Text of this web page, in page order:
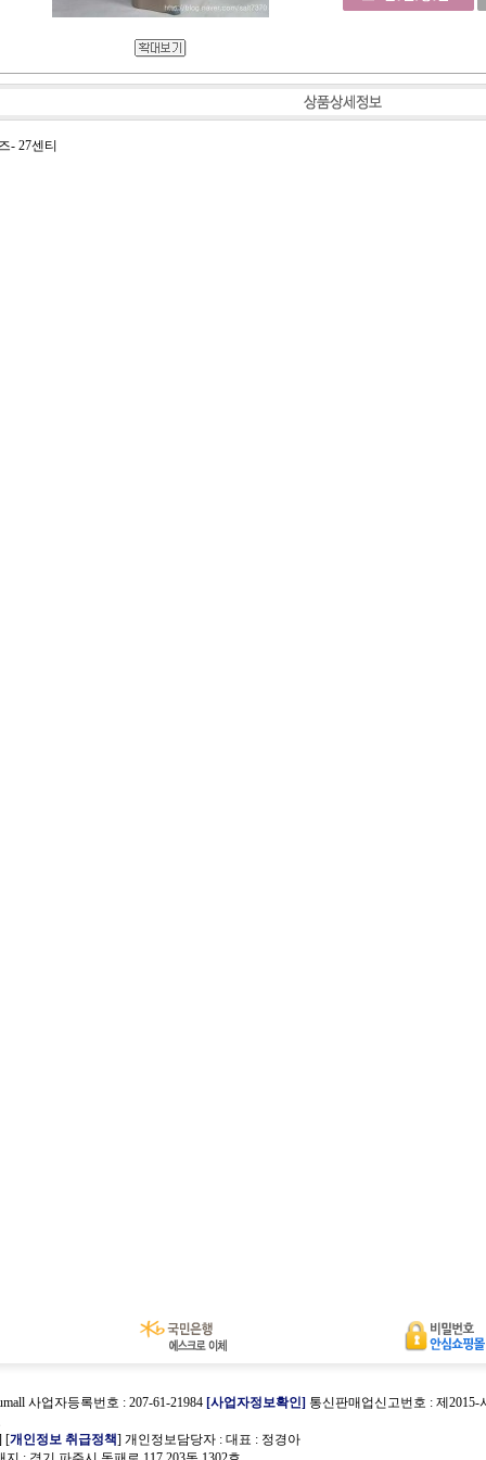
- 27센티
사업자등록번호 : 207-61-21984 [사업자정보확인] 통신판매업신고번호 : 제2015-
[개인정보 취급정책] 개인정보담당자 : 대표 : 정경아